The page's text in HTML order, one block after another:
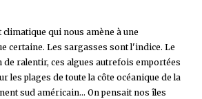
qui nous amène à une
certaine. Les sargasses sont l'indice. Le
de ralentir, ces algues autrefois emportées
les plages de toute la côte océanique de la
sud américain... On pensait nos îles